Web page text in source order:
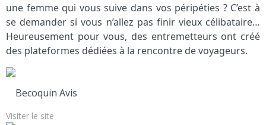
une femme qui vous suive dans vos péripéties ? C’est à
se demander si vous n’allez pas finir vieux célibataire…
Heureusement pour vous, des entremetteurs ont créé
des plateformes dédiées à la rencontre de voyageurs.
Becoquin Avis
Visiter le site